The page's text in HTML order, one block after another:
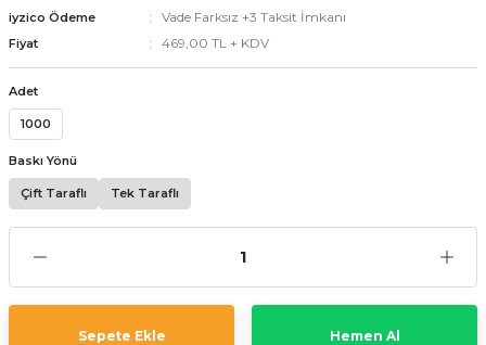
iyzico Ödeme Vade Farksız +3 Taksit İmkanı
Fiyat 469,00 TL + KDV
Adet
1000
Baskı Yönü
Çift Taraflı Tek Taraflı
Sepete Ekle Hemen Al